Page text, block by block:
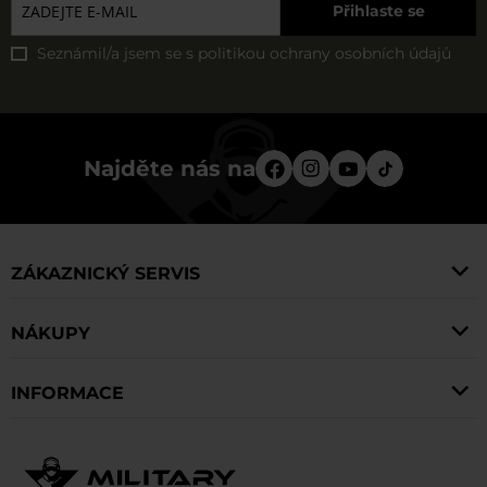
batohů a oblečení snadno najdete v našem obchodě.
Přihlaste se
Seznámil/a jsem se s politikou ochrany osobních údajů
Najděte nás na
ZÁKAZNICKÝ SERVIS
NÁKUPY
INFORMACE